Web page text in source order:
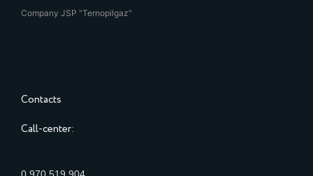
Company JSP "Ternopilgaz"
Contacts
Call-center: